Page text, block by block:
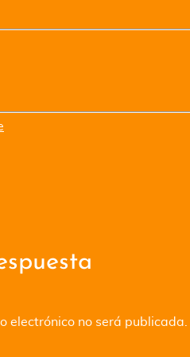
electrónico no será publicada.